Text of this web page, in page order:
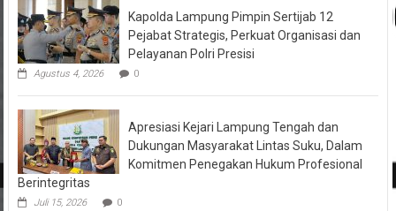
Kapolda Lampung Pimpin Sertijab 12
Pejabat Strategis, Perkuat Organisasi dan
Pelayanan Polri Presisi
Agustus 4, 2026 0
Apresiasi Kejari Lampung Tengah dan
Dukungan Masyarakat Lintas Suku, Dalam
Komitmen Penegakan Hukum Profesional
Berintegritas
Juli 15, 2026 0